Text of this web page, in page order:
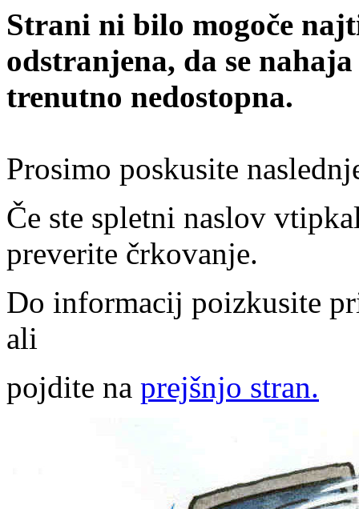
Strani ni bilo mogoče
odstranjena, da se
trenutno nedostopna.
Prosimo poskusite
Če ste spletni naslov
preverite črkovanje.
Do informacij poizkusite
ali
pojdite na prejšnjo stran.